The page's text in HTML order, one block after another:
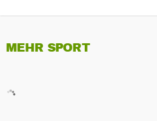
MEHR SPORT